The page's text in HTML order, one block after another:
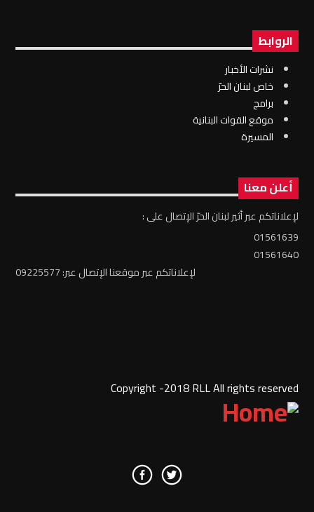
الروابط
نشرات الأخبار
خاص لبنان الحرّ
برامج
موقع القوات البنانية
المسيرة
أعلن معنا
لإعلاناتكم عبر أثير لبنان الحرّ الإتصال على :
01561639
01561640
لإعلاناتكم عبر موقعنا الإتصال عبر: 09225577
Copyright -2018 RLL All rights reserved